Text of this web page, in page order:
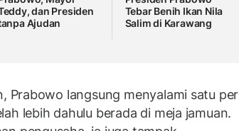
dan Presiden
Ajudan
Tebar Benih Ikan Nila
Salim di Karawang
Prabowo langsung menyalami satu per
lebih dahulu berada di meja jamuan.